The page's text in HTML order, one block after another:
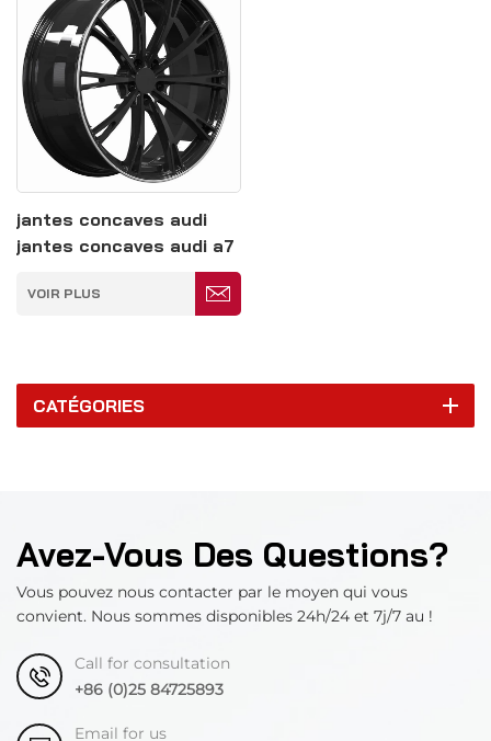
jantes concaves audi
jantes concaves audi a7
VOIR PLUS
CATÉGORIES
Avez-Vous Des Questions?
Vous pouvez nous contacter par le moyen qui vous
convient. Nous sommes disponibles 24h/24 et 7j/7 au !
Call for consultation
+86 (0)25 84725893
Email for us